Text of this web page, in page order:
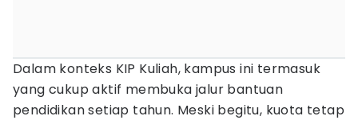
Dalam konteks KIP Kuliah, kampus ini termasuk
yang cukup aktif membuka jalur bantuan
pendidikan setiap tahun. Meski begitu, kuota tetap